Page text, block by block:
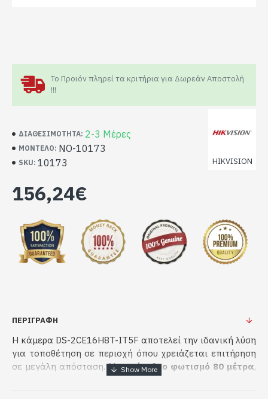
Το Προιόν πληρεί τα κριτήρια για Δωρεάν Αποστολή
!!!
ΔΙΑΘΕΣΙΜΌΤΗΤΑ: 2-3 Μέρες
ΜΟΝΤΈΛΟ: NO-10173
SKU: 10173 HIKVISION
156,24€
ΠΕΡΙΓΡΑΦΗ
Η κάμερα DS-2CE16H8T-IT5F αποτελεί την ιδανική λύση
για τοποθέτηση σε περιοχή όπου χρειάζεται επιτήρηση
σε μεγάλη απόσταση. Μευπέρυθρο φωτισμό 80 μέτρα,
, και τεχνολογία
υπάρχει η δυνατότητα παρακολούθησης μεγάλων